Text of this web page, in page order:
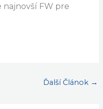
najnovší FW pre
Ďalší Článok →